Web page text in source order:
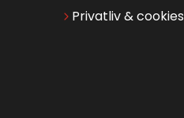
Privatliv & cookies